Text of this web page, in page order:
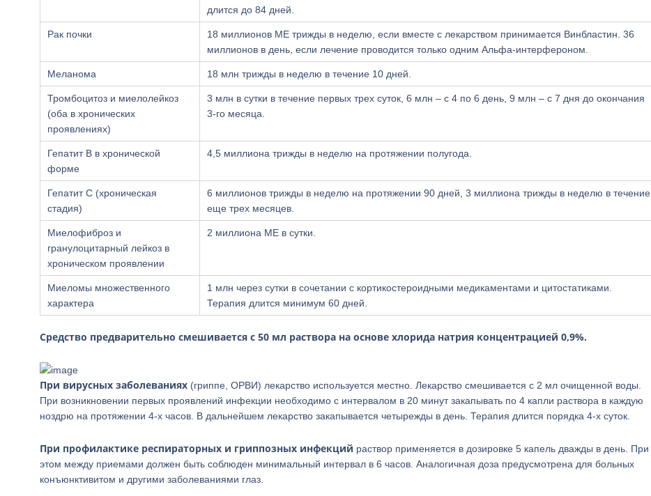
длится до 84 дней.
Рак почки
18 миллионов МЕ трижды в неделю, если вместе с лекарством принимается Винбластин. 36
миллионов в день, если лечение проводится только одним Альфа-интерфероном.
Меланома 18 млн трижды в неделю в течение 10 дней.
Тромбоцитоз и миелолейкоз
(оба в хронических
проявлениях)
3 млн в сутки в течение первых трех суток, 6 млн – с 4 по 6 день, 9 млн – с 7 дня до окончания
3-го месяца.
Гепатит B в хронической
форме
4,5 миллиона трижды в неделю на протяжении полугода.
Гепатит С (хроническая
стадия)
6 миллионов трижды в неделю на протяжении 90 дней, 3 миллиона трижды в неделю в течение
еще трех месяцев.
Миелофиброз и
гранулоцитарный лейкоз в
хроническом проявлении
2 миллиона МЕ в сутки.
Миеломы множественного
характера
1 млн через сутки в сочетании с кортикостероидными медикаментами и цитостатиками.
Терапия длится минимум 60 дней.
Средство предварительно смешивается с 50 мл раствора на основе хлорида натрия концентрацией 0,9%.
При вирусных заболеваниях (гриппе, ОРВИ) лекарство используется местно. Лекарство смешивается с 2 мл очищенной воды.
При возникновении первых проявлений инфекции необходимо с интервалом в 20 минут закапывать по 4 капли раствора в каждую
ноздрю на протяжении 4-х часов. В дальнейшем лекарство закапывается четырежды в день. Терапия длится порядка 4-х суток.
При профилактике респираторных и гриппозных инфекций раствор применяется в дозировке 5 капель дважды в день. При
этом между приемами должен быть соблюден минимальный интервал в 6 часов. Аналогичная доза предусмотрена для больных
конъюнктивитом и другими заболеваниями глаз.